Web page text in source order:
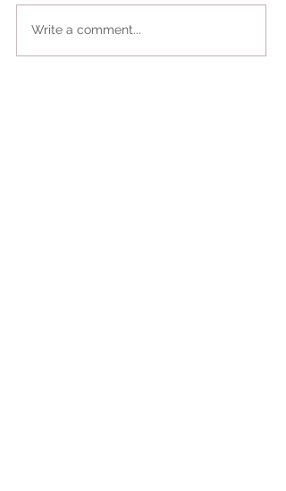
Write a comment...